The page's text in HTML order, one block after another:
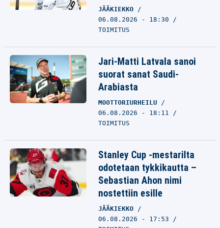
JÄÄKIEKKO
06.08.2026 - 18:30
TOIMITUS
Jari-Matti Latvala sanoi
suorat sanat Saudi-
Arabiasta
MOOTTORIURHEILU
06.08.2026 - 18:11
TOIMITUS
Stanley Cup -mestarilta
odotetaan tykkikautta –
Sebastian Ahon nimi
nostettiin esille
JÄÄKIEKKO
06.08.2026 - 17:53